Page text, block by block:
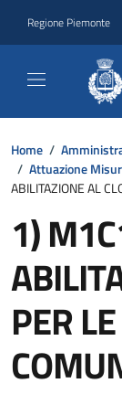
Regione Piemonte
Home /
/ Attuazione
ABILITAZIONE AL
1)
PER